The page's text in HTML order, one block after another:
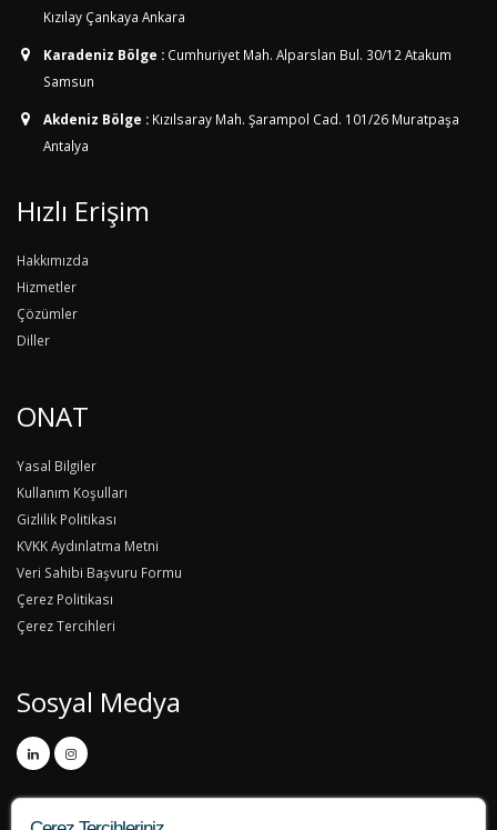
Kızılay Çankaya Ankara
Karadeniz Bölge : Cumhuriyet Mah. Alparslan Bul. 30/12 Atakum
Samsun
Akdeniz Bölge : Kızılsaray Mah. Şarampol Cad. 101/26 Muratpaşa
Antalya
Hızlı Erişim
Hakkımızda
Hizmetler
Çözümler
Diller
ONAT
Yasal Bilgiler
Kullanım Koşulları
Gizlilik Politikası
KVKK Aydınlatma Metni
Veri Sahibi Başvuru Formu
Çerez Politikası
Çerez Tercihleri
Sosyal Medya